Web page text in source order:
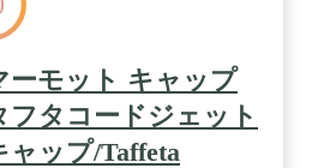
ーモット キャップ
フタコードジェット
ャップ/Taffeta